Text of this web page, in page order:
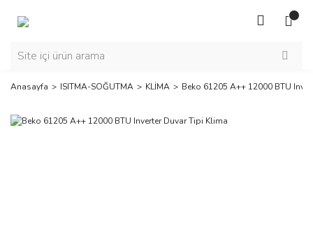
Anasayfa ISITMA-SOĞUTMA KLİMA Beko 61205 A++ 12000 BTU